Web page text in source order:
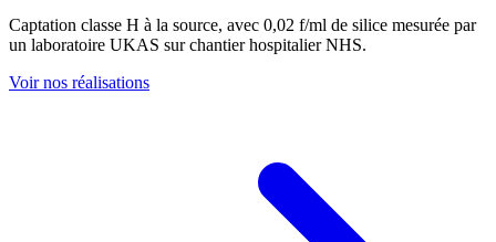
Captation classe H à la source, avec 0,02 f/ml de silice mesurée par
un laboratoire UKAS sur chantier hospitalier NHS.
Voir nos réalisations